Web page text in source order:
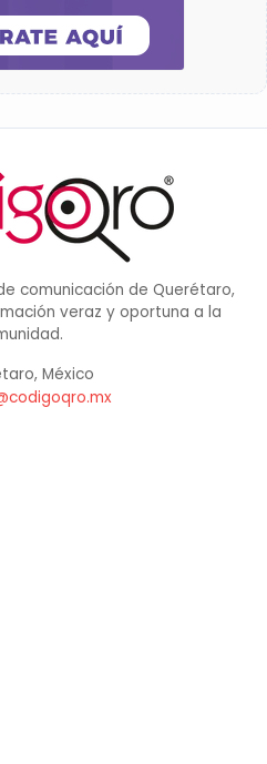
comunicación de Querétaro,
veraz y oportuna a la
México